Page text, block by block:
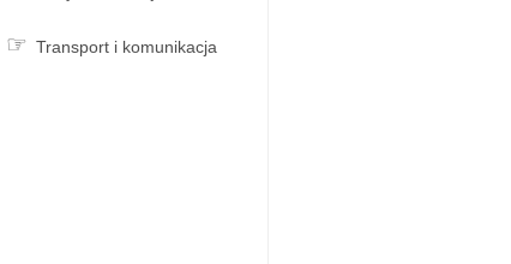
Transport i komunikacja